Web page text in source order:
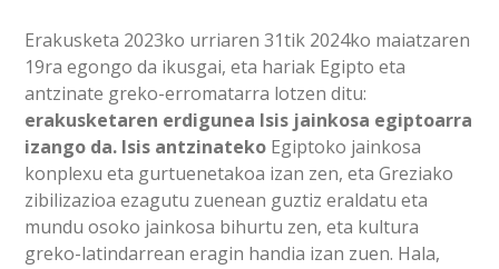
Erakusketa 2023ko urriaren 31tik 2024ko maiatzaren
19ra egongo da ikusgai, eta hariak Egipto eta
antzinate greko-erromatarra lotzen ditu:
erakusketaren erdigunea Isis jainkosa egiptoarra
izango da. Isis antzinateko Egiptoko jainkosa
konplexu eta gurtuenetakoa izan zen, eta Greziako
zibilizazioa ezagutu zuenean guztiz eraldatu eta
mundu osoko jainkosa bihurtu zen, eta kultura
greko-latindarrean eragin handia izan zuen. Hala,